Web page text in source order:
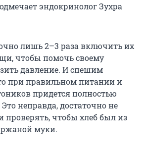
эндокринолог Зухра
лишь 2–3 раза включить их
чтобы помочь своему
давление. И спешим
при правильном питании и
придется полностью
неправда, достаточно не
проверять, чтобы хлеб был из
ржаной муки.